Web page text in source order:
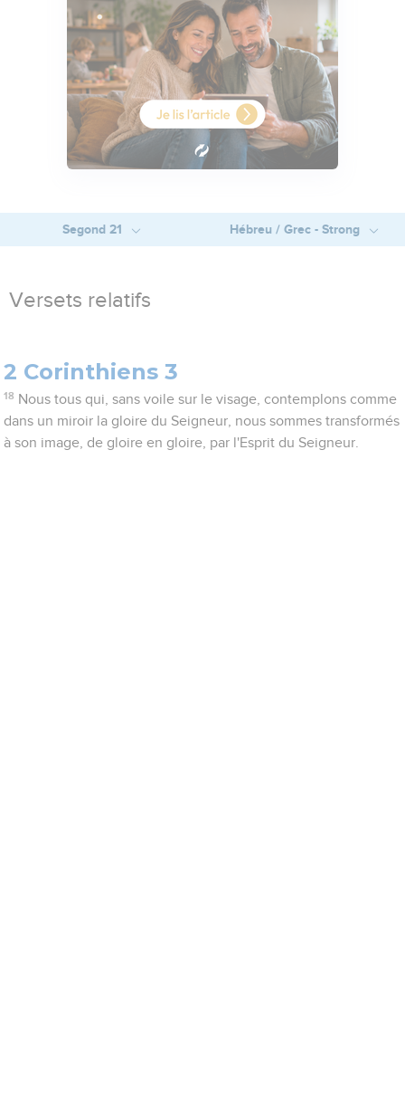
Segond 21 Hébreu / Grec - Strong
Versets relatifs
2 Corinthiens 3
18 Nous tous qui, sans voile sur le visage, contemplons comme
dans un miroir la gloire du Seigneur, nous sommes transformés
à son image, de gloire en gloire, par l'Esprit du Seigneur.